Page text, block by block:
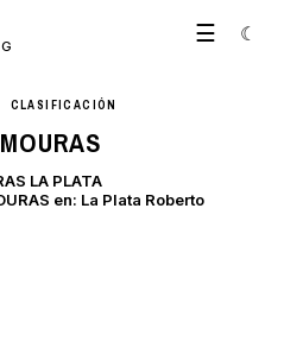
☰ ☾
CLASIFICACIÓN
LA PLATA
en: La Plata Roberto